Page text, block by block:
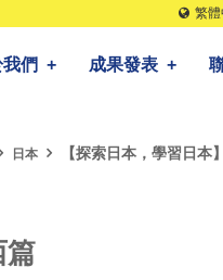
繁體
們 + 成果發表 +
日本 【探索日本，學習日本
篇